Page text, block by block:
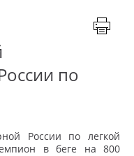
по
России по легкой
в беге на 800